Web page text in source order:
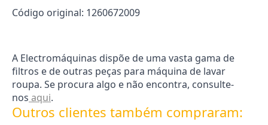
Código original: 1260672009
A Electromáquinas dispõe de uma vasta gama de
filtros e de outras peças para máquina de lavar
roupa. Se procura algo e não encontra, consulte-
nos aqui.
Outros clientes também compraram: